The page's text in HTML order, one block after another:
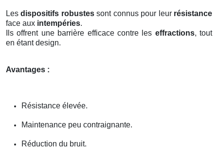
Lesdispositifs robustessont connus pour leur résistance
face aux intempéries.
Ils offrent une barrière efficace contre les effractions, tout
en étant design.
Avantages :
Résistance élevée.
Maintenance peu contraignante.
Réduction du bruit.